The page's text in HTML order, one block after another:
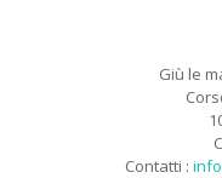
Giù le
Contatti :